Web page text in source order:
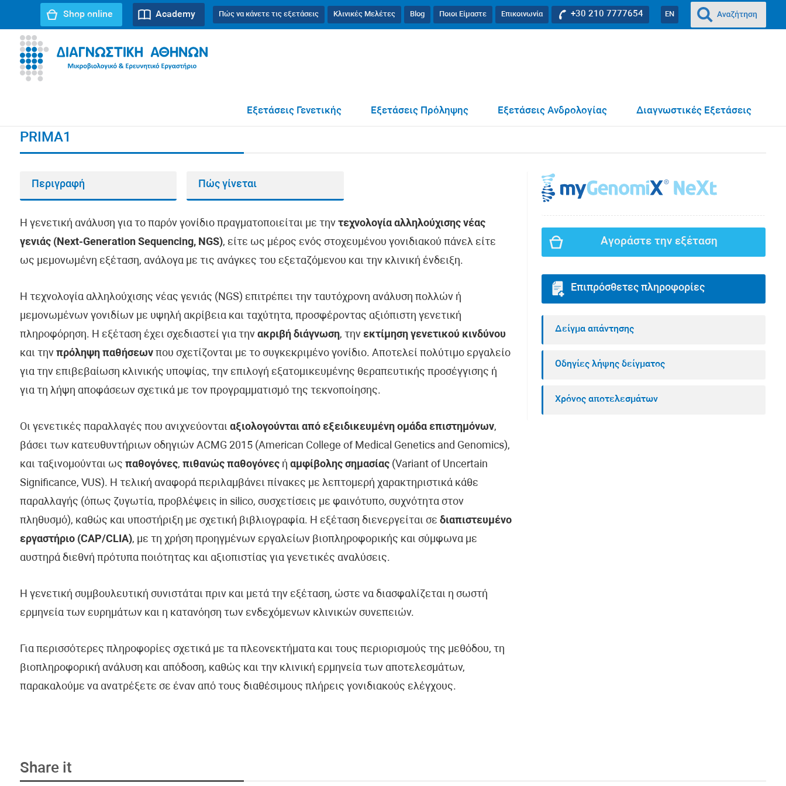
EN
+30 210 7777654
Επικοινωνία
Ποιοι Είμαστε
Blog
Κλινικές Μελέτες
Πώς να κάνετε τις εξετάσεις
Academy
Shop online
Διαγνωστικές Εξετάσεις
Εξετάσεις Ανδρολογίας
Εξετάσεις Πρόληψης
Εξετάσεις Γενετικής
PRIMA1
Περιγραφή Πώς γίνεται
Η γενετική ανάλυση για το παρόν γονίδιο πραγματοποιείται με την τεχνολογία αλληλούχισης νέας
γενιάς (Next-Generation Sequencing, NGS), είτε ως μέρος ενός στοχευμένου γονιδιακού πάνελ είτε
ως μεμονωμένη εξέταση, ανάλογα με τις ανάγκες του εξεταζόμενου και την κλινική ένδειξη.
Η τεχνολογία αλληλούχισης νέας γενιάς (NGS) επιτρέπει την ταυτόχρονη ανάλυση πολλών ή
μεμονωμένων γονιδίων με υψηλή ακρίβεια και ταχύτητα, προσφέροντας αξιόπιστη γενετική
πληροφόρηση. Η εξέταση έχει σχεδιαστεί για την ακριβή διάγνωση, την εκτίμηση γενετικού κινδύνου
και την πρόληψη παθήσεωνπου σχετίζονται με το συγκεκριμένο γονίδιο. Αποτελεί πολύτιμο εργαλείο
για την επιβεβαίωση κλινικής υποψίας, την επιλογή εξατομικευμένης θεραπευτικής προσέγγισης ή
για τη λήψη αποφάσεων σχετικά με τον προγραμματισμό της τεκνοποίησης.
Οι γενετικές παραλλαγές που ανιχνεύονται αξιολογούνται από εξειδικευμένη ομάδα επιστημόνων,
βάσει των κατευθυντήριων οδηγιών ACMG 2015 (American College of Medical Genetics and Genomics),
και ταξινομούνται ως παθογόνες, πιθανώς παθογόνεςή αμφίβολης σημασίας(Variant of Uncertain
Significance, VUS). Η τελική αναφορά περιλαμβάνει πίνακες με λεπτομερή χαρακτηριστικά κάθε
παραλλαγής (όπως ζυγωτία, προβλέψεις in silico, συσχετίσεις με φαινότυπο, συχνότητα στον
πληθυσμό), καθώς και υποστήριξη με σχετική βιβλιογραφία. Η εξέταση διενεργείται σε διαπιστευμένο
εργαστήριο (CAP/CLIA), με τη χρήση προηγμένων εργαλείων βιοπληροφορικής και σύμφωνα με
αυστηρά διεθνή πρότυπα ποιότητας και αξιοπιστίας για γενετικές αναλύσεις.
Η γενετική συμβουλευτική συνιστάται πριν και μετά την εξέταση, ώστε να διασφαλίζεται η σωστή
ερμηνεία των ευρημάτων και η κατανόηση των ενδεχόμενων κλινικών συνεπειών.
Για περισσότερες πληροφορίες σχετικά με τα πλεονεκτήματα και τους περιορισμούς της μεθόδου, τη
βιοπληροφορική ανάλυση και απόδοση, καθώς και την κλινική ερμηνεία των αποτελεσμάτων,
παρακαλούμε να ανατρέξετε σε έναν από τους διαθέσιμους πλήρεις γονιδιακούς ελέγχους.
Αγοράστε την εξέταση
Επιπρόσθετες πληροφορίες
Δείγμα απάντησης
Οδηγίες λήψης δείγματος
Χρόνος αποτελεσμάτων
Share it